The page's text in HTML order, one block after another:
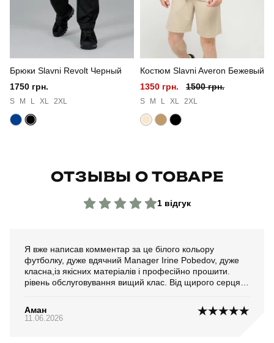
Брюки Slavni Revolt Черный
1750 грн.
S M L XL 2XL
Костюм Slavni Averon Бежевый
1350 грн.
1500 грн.
S M L XL 2XL
ОТЗЫВЫ О ТОВАРЕ
1 відгук
Я вже написав комментар за це білого кольору
футболку, дуже вдячний Manager Irine Pobedov, дуже
класна,із якісних матеріалів і професійно прошити.
рівень обслуговування вищий клас. Від щирого серця
Аман
11.06.2026